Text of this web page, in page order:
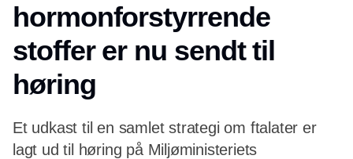
hormonforstyrrende
stoffer er nu sendt til
høring
Et udkast til en samlet strategi om ftalater er
lagt ud til høring på Miljøministeriets